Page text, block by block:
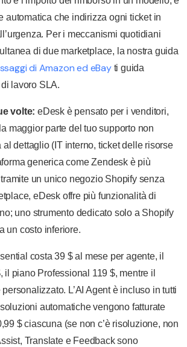
automatica che indirizza ogni ticket in
Per i meccanismi quotidiani
di due marketplace, la nostra guida
di Amazon ed eBayti guida
lavoro SLA.
volte: eDesk è pensato per i venditori,
maggior parte del tuo supporto non
al dettaglio (IT interno, ticket delle risorse
generica come Zendesk è più
un unico negozio Shopify senza
eDesk offre più funzionalità di
uno strumento dedicato solo a Shopify
un costo inferiore.
costa 39 $ al mese per agente, il
il piano Professional 119 $, mentre il
L’AI Agent è incluso in tutti
automatiche vengono fatturate
$ ciascuna (se non c’è risoluzione, non
Translate e Feedback sono